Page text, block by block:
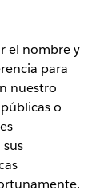
el nombre y
para
nuestro
o